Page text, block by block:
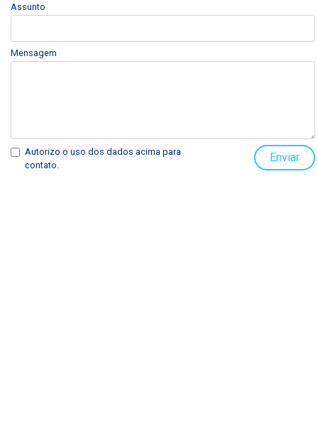
Assunto
Mensagem
Autorizo o uso dos dados acima para
contato.
Enviar